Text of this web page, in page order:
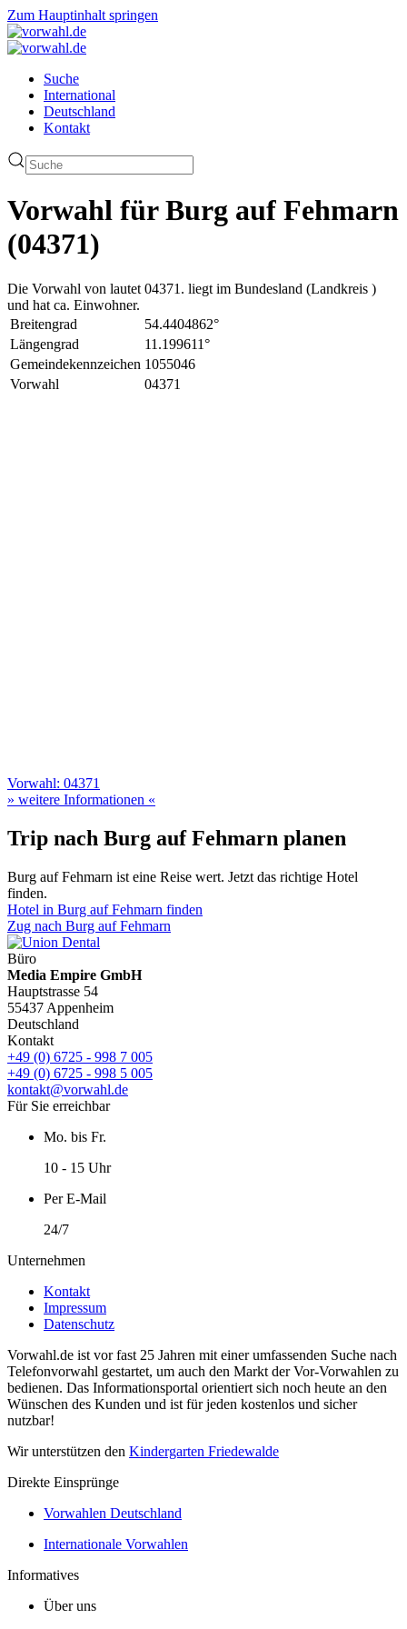
Zum Hauptinhalt springen
Suche
International
Deutschland
Kontakt
Vorwahl für Burg auf Fehmarn
(04371)
Die Vorwahl von lautet 04371. liegt im Bundesland (Landkreis )
und hat ca. Einwohner.
Breitengrad
54.4404862°
Längengrad
11.199611°
Gemeindekennzeichen 1055046
Vorwahl
04371
Vorwahl: 04371
» weitere Informationen «
Trip nach Burg auf Fehmarn planen
Burg auf Fehmarn ist eine Reise wert. Jetzt das richtige Hotel
finden.
Hotel in Burg auf Fehmarn finden
Zug nach Burg auf Fehmarn
Büro
Media Empire GmbH
Hauptstrasse 54
55437 Appenheim
Deutschland
Kontakt
+49 (0) 6725 - 998 7 005
+49 (0) 6725 - 998 5 005
kontakt@vorwahl.de
Für Sie erreichbar
Mo. bis Fr.
10 - 15 Uhr
Per E-Mail
24/7
Unternehmen
Kontakt
Impressum
Datenschutz
Vorwahl.de ist vor fast 25 Jahren mit einer umfassenden Suche nach
Telefonvorwahl gestartet, um auch den Markt der Vor-Vorwahlen zu
bedienen. Das Informationsportal orientiert sich noch heute an den
Wünschen des Kunden und ist für jeden kostenlos und sicher
nutzbar!
Wir unterstützen den Kindergarten Friedewalde
Direkte Einsprünge
Vorwahlen Deutschland
Internationale Vorwahlen
Informatives
Über uns